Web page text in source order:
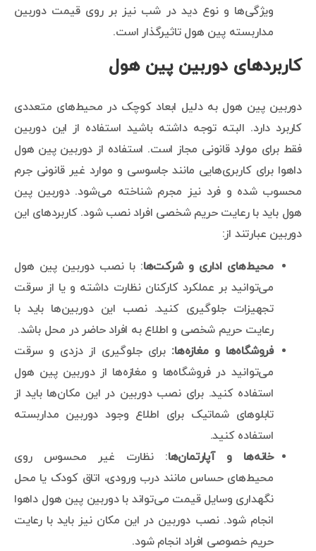
ویژگی‌ها و نوع دید در شب نیز بر روی قیمت دوربین
مداربسته پین هول تاثیرگذار است.
کاربردهای دوربین پین هول
دوربین پین هول به دلیل ابعاد کوچک در محیط‌های متعددی
کاربرد دارد. البته توجه داشته باشید استفاده از این دوربین
فقط برای موارد قانونی مجاز است. استفاده از دوربین پین هول
داهوا برای کاربری‌هایی مانند جاسوسی و موارد غیر قانونی جرم
محسوب شده و فرد نیز مجرم شناخته می‌شود. دوربین پین
هول باید با رعایت حریم شخصی افراد نصب شود. کاربردهای این
دوربین عبارتند از:
محیط‌های اداری و شرکت‌ها: با نصب دوربین پین هول
می‌توانید بر عملکرد کارکنان نظارت داشته و یا از سرقت
تجهیزات جلوگیری کنید. نصب این دوربین‌ها باید با
رعایت حریم شخصی و اطلاع به افراد حاضر در محل باشد.
فروشگاه‌ها و مغازه‌ها: برای جلوگیری از دزدی و سرقت
می‌توانید در فروشگاه‌ها و مغازه‌ها از دوربین پین هول
استفاده کنید. برای نصب دوربین در این مکان‌ها باید از
تابلوهای شماتیک برای اطلاع وجود دوربین مداربسته
استفاده کنید.
خانه‌ها و آپارتمان‌ها: نظارت غیر محسوس روی
محیط‌های حساس مانند درب ورودی، اتاق کودک یا محل
نگهداری وسایل قیمت می‌تواند با دوربین پین هول داهوا
انجام شود. نصب دوربین در این مکان نیز باید با رعایت
حریم خصوصی افراد انجام شود.